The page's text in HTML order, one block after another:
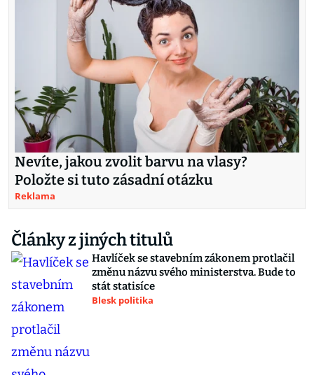
Nevíte, jakou zvolit barvu na vlasy?
Položte si tuto zásadní otázku
Reklama
Články z jiných titulů
Havlíček se stavebním zákonem protlačil
změnu názvu svého ministerstva. Bude to
stát statisíce
Blesk politika